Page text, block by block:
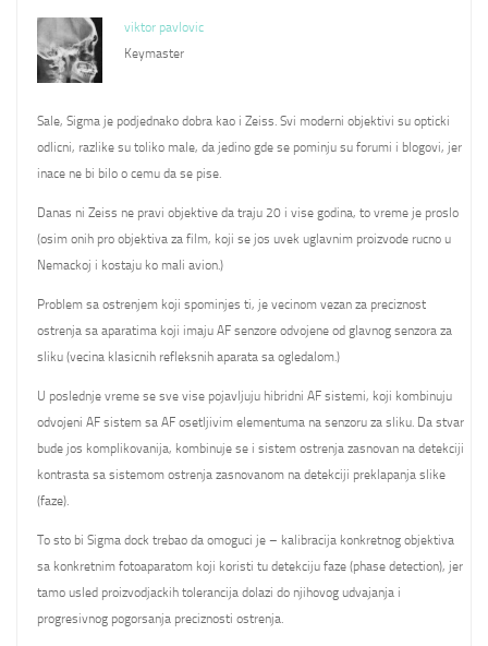
viktor pavlovic
Keymaster
Sale, Sigma je podjednako dobra kao i Zeiss. Svi moderni objektivi su opticki
odlicni, razlike su toliko male, da jedino gde se pominju su forumi i blogovi, jer
inace ne bi bilo o cemu da se pise.
Danas ni Zeiss ne pravi objektive da traju 20 i vise godina, to vreme je proslo
(osim onih pro objektiva za film, koji se jos uvek uglavnim proizvode rucno u
Nemackoj i kostaju ko mali avion.)
Problem sa ostrenjem koji spominjes ti, je vecinom vezan za preciznost
ostrenja sa aparatima koji imaju AF senzore odvojene od glavnog senzora za
sliku (vecina klasicnih refleksnih aparata sa ogledalom.)
U poslednje vreme se sve vise pojavljuju hibridni AF sistemi, koji kombinuju
odvojeni AF sistem sa AF osetljivim elementuma na senzoru za sliku. Da stvar
bude jos komplikovanija, kombinuje se i sistem ostrenja zasnovan na detekciji
kontrasta sa sistemom ostrenja zasnovanom na detekciji preklapanja slike
(faze).
To sto bi Sigma dock trebao da omoguci je – kalibracija konkretnog objektiva
sa konkretnim fotoaparatom koji koristi tu detekciju faze (phase detection), jer
tamo usled proizvodjackih tolerancija dolazi do njihovog udvajanja i
progresivnog pogorsanja preciznosti ostrenja.